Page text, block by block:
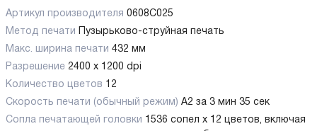
Артикул производителя 0608C025
Метод печати
Пузырьково-струйная печать
Макс. ширина печати 432 мм
Разрешение 2400 x 1200 dpi
Количество цветов 12
Скорость печати (обычный режим) A2 за 3 мин 35 сек
Сопла печатающей головки 1536 сопел x 12 цветов, включая